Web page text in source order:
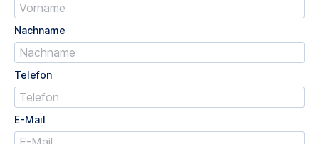
Nachname
Telefon
E-Mail